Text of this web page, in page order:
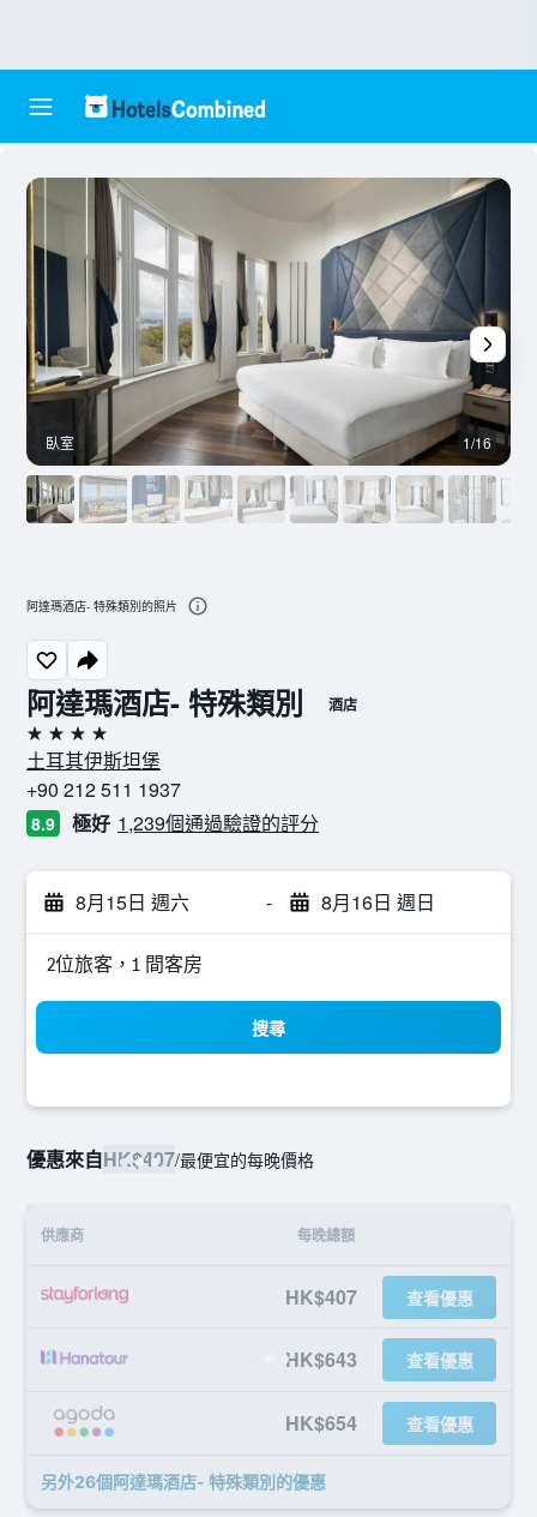
阿達瑪酒店- 特殊類別 酒店
4星級
土耳其伊斯坦堡
+90 212 511 1937
8.9 極好 1,239個通過驗證的評分
8月15日 週六 - 8月16日 週日
2位旅客，1 間客房
搜尋
優惠來自HK$407/最便宜的每晚價格
供應商 每晚總額
HK$407 查看優惠
HK$643 查看優惠
HK$654 查看優惠
另外26個阿達瑪酒店- 特殊類別​的優惠
臥室 1/16
阿達瑪酒店- 特殊類別的照片